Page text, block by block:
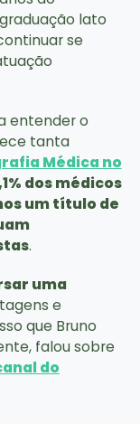
lato
se
entender o
tanta
Médica no
dos médicos
um título de
.
uma
e
que Bruno
falou sobre
do